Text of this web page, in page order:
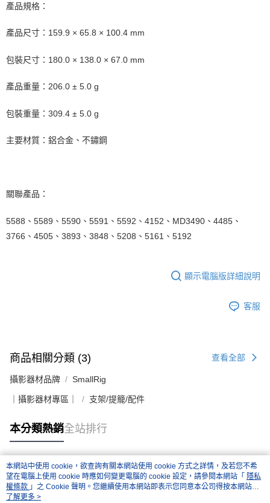
產品規格：
產品尺寸：159.9 × 65.8 × 100.4 mm
包裝尺寸：180.0 × 138.0 × 67.0 mm
產品重量：206.0 ± 5.0 g
包裝重量：309.4 ± 5.0 g
主要材質：鋁合金、不鏽鋼
關聯產品：
5588、5589、5590、5591、5592、4152、MD3490、4485、
3766、4505、3893、3848、5208、5161、5192
顯示電腦版詳細說明
客服
商品相關分類 (3) 查看全部
攝影器材品牌 SmallRig
｜攝影器材專區｜ 支架/提籠/配件
本分類熱銷全站排行
熱門標籤
本網站中使用 cookie，欲查詢有關本網站使用 cookie 方式之詳情，及若您不希
望在電腦上使用 cookie 時應如何變更電腦的 cookie 設定，請參閱本網站「 隱私
權條款 」之 Cookie 聲明。您繼續使用本網站即表示您同意本公司得按本網站使
用條款之 Cookie 聲明使用 cookie。
了解更多 >